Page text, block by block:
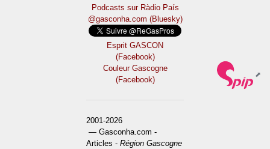
Podcasts sur Ràdio País
@gasconha.com (Bluesky)
Esprit GASCON
(Facebook)
Couleur Gascogne
(Facebook)
2001-2026
— Gasconha.com -
Articles -Région Gascogne